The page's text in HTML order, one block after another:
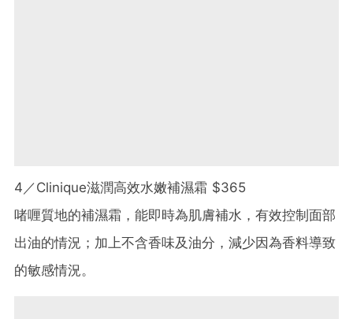
4／Clinique滋潤高效水嫩補濕霜 $365
啫喱質地的補濕霜，能即時為肌膚補水，有效控制面部
出油的情況；加上不含香味及油分，減少因為香料導致
的敏感情況。